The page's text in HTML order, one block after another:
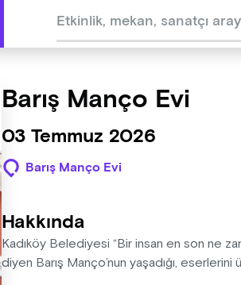
Barış Manço Evi
03 Temmuz 2026
Barış Manço Evi
Hakkında
Kadıköy Belediyesi “Bir insan en son ne
diyen Barış Manço’nun yaşadığı,